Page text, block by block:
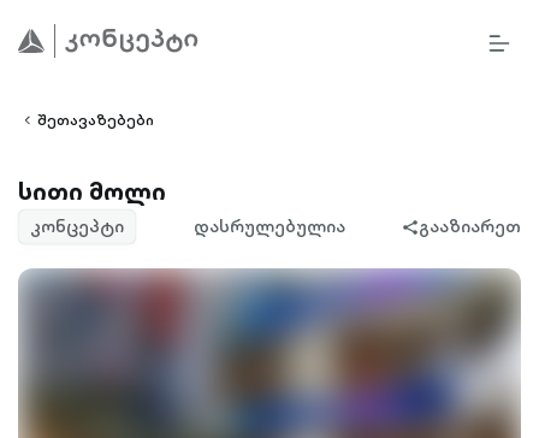
შეთავაზებები
სითი მოლი
კონცეპტი დასრულებულია
share-
გააზიარეთ